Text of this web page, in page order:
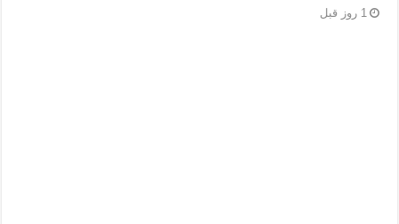
1 روز قبل